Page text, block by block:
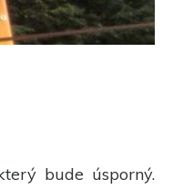
bude úsporný.